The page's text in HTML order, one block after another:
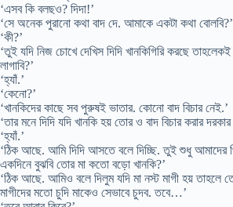
‘এসব কি বলছও? দিদা!’
‘সে অনেক পুরানো কথা বাদ দে. আমাকে একটা কথা বোলবি?’
‘কী?’
‘তুই যদি নিজ চোখে দেখিস দিদি খানকিগিরি করছে
লাগাবি?’
‘হ্যাঁ.’
‘কেনো?’
‘খানকিদের কাছে সব পুরুষই ভাতার. কোনো বাদ বিচার নেই.’
‘তার মনে দিদি যদি খানকি হয় তোর ও বাদ বিচার করার
‘হ্যাঁ.’
‘ঠিক আছে. আমি দিদি আসতে বলে দিচ্ছি. তুই শুধু আমাদের
একদিনে বুঝবি তোর মা কতো বড়ো খানকি?’
‘ঠিক আছে. আমিও বলে দিলুম যদি মা নস্ট মাগী হয় তাহলে
মাগীদের মতো চুদি মাকেও সেভাবে চুদব. তবে…’